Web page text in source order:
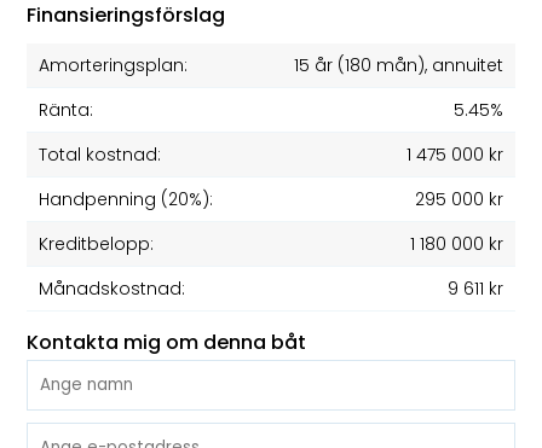
Finansieringsförslag
Amorteringsplan: 15 år(180 mån), annuitet
Ränta:
5.45%
Total kostnad:
1 475 000 kr
Handpenning (20%):
295 000 kr
Kreditbelopp:
1 180 000 kr
Månadskostnad:
9 611 kr
Kontakta mig om denna båt